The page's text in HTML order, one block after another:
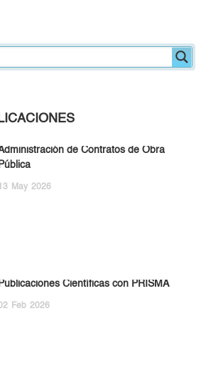
de Contratos de Obra
Pública
May 2026
Publicaciones Científicas con PRISMA
Feb 2026